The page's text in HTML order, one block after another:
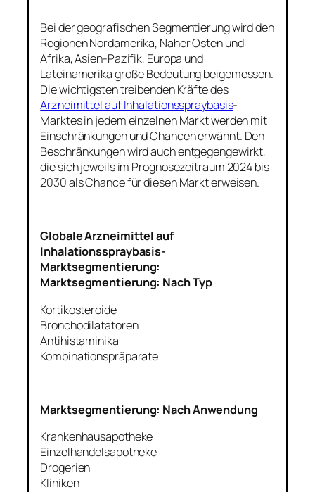
Bei der geografischen Segmentierung wird den
Regionen Nordamerika, Naher Osten und
Afrika, Asien-Pazifik, Europa und
Lateinamerika große Bedeutung beigemessen.
Die wichtigsten treibenden Kräfte des
Arzneimittel auf Inhalationsspraybasis-
Marktes in jedem einzelnen Markt werden mit
Einschränkungen und Chancen erwähnt. Den
Beschränkungen wird auch entgegengewirkt,
die sich jeweils im Prognosezeitraum 2024 bis
2030 als Chance für diesen Markt erweisen.
Globale Arzneimittel auf
Inhalationsspraybasis-
Marktsegmentierung:
Marktsegmentierung: Nach Typ
Kortikosteroide
Bronchodilatatoren
Antihistaminika
Kombinationspräparate
Marktsegmentierung: Nach Anwendung
Krankenhausapotheke
Einzelhandelsapotheke
Drogerien
Kliniken